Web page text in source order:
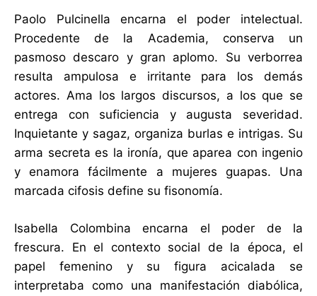
Paolo Pulcinella encarna el poder intelectual.
Procedente de la Academia, conserva un
pasmoso descaro y gran aplomo. Su verborrea
resulta ampulosa e irritante para los demás
actores. Ama los largos discursos, a los que se
entrega con suficiencia y augusta severidad.
Inquietante y sagaz, organiza burlas e intrigas. Su
arma secreta es la ironía, que aparea con ingenio
y enamora fácilmente a mujeres guapas. Una
marcada cifosis define su fisonomía.
Isabella Colombina encarna el poder de la
frescura. En el contexto social de la época, el
papel femenino y su figura acicalada se
interpretaba como una manifestación diabólica,